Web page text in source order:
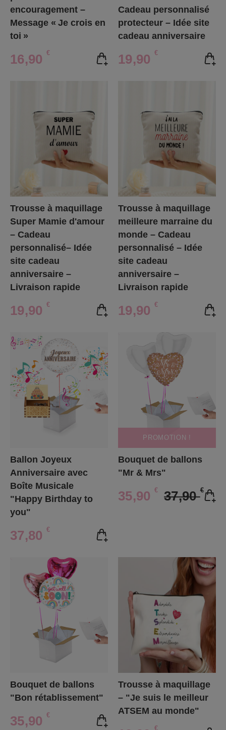
encouragement –
Message « Je crois en
toi »
16,90 €
Cadeau personnalisé
protecteur – Idée site
cadeau anniversaire
19,90 €
Trousse à maquillage
Super Mamie d'amour
– Cadeau
personnalisé– Idée
site cadeau
anniversaire –
Livraison rapide
19,90 €
Trousse à maquillage
meilleure marraine du
monde – Cadeau
personnalisé – Idée
site cadeau
anniversaire –
Livraison rapide
19,90 €
Ballon Joyeux
Anniversaire avec
Boîte Musicale
"Happy Birthday to
you"
37,80 €
PROMOTION !
Bouquet de ballons
"Mr & Mrs"
35,90 € 37,90€
Bouquet de ballons
"Bon rétablissement"
35,90 €
Trousse à maquillage
– "Je suis le meilleur
ATSEM au monde"
€